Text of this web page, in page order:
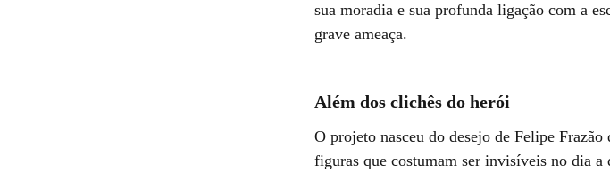
sua moradia e sua profunda ligação com a
grave ameaça.
Além dos clichês do herói
O projeto nasceu do desejo de Felipe
figuras que costumam ser invisíveis no dia